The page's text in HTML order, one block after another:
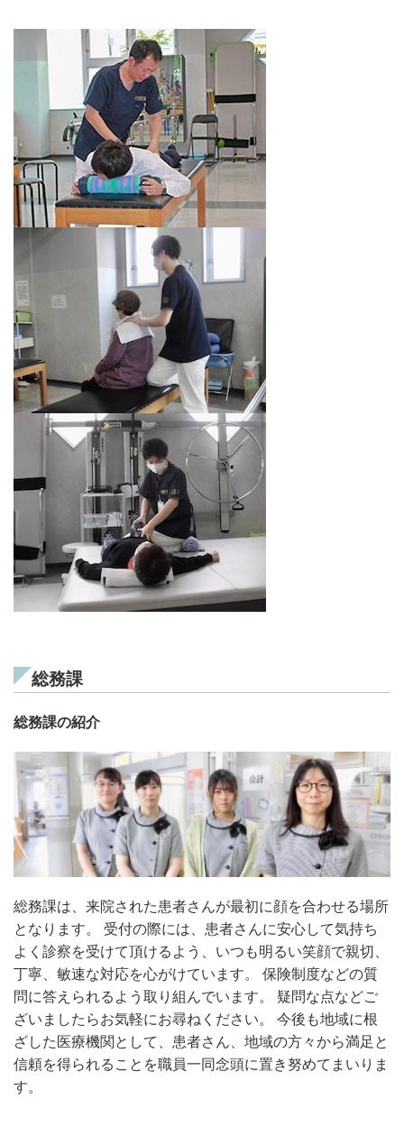
総務課
総務課の紹介
総務課は、来院された患者さんが最初に顔を合わせる場所
となります。 受付の際には、患者さんに安心して気持ち
よく診察を受けて頂けるよう、いつも明るい笑顔で親切、
丁寧、敏速な対応を心がけています。 保険制度などの質
問に答えられるよう取り組んでいます。 疑問な点などご
ざいましたらお気軽にお尋ねください。 今後も地域に根
ざした医療機関として、患者さん、地域の方々から満足と
信頼を得られることを職員一同念頭に置き努めてまいりま
す。